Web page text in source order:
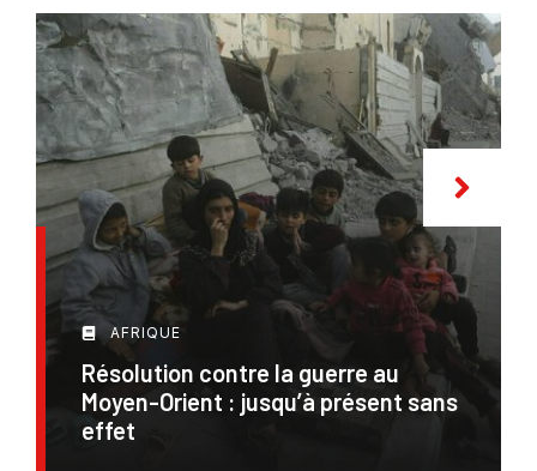
AFRIQUE
Résolution contre la guerre au
Moyen-Orient : jusqu’à présent sans
effet